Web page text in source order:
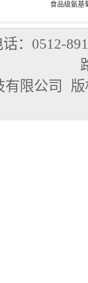
食品级氨基
话：0512-
限公司